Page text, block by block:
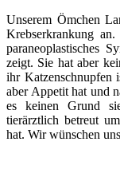
Unserem Ömchen
Krebserkrankung
paraneoplastisches
zeigt. Sie hat aber
ihr Katzenschnupfen
aber Appetit hat und
es keinen Grund
tierärztlich betreut
hat. Wir wünschen